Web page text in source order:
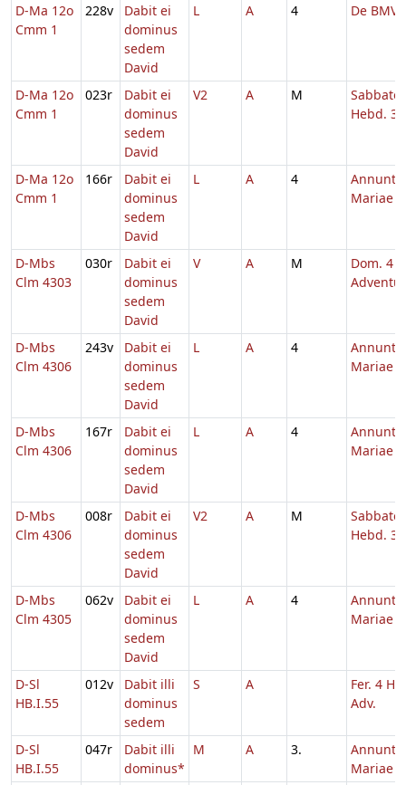
D-Ma 12o
Cmm 1
228v
Dabit ei
dominus
sedem
David
L A 4 De BMV
D-Ma 12o
Cmm 1
023r
Dabit ei
dominus
sedem
David
V2 A M
Sabbato
Hebd. 3
D-Ma 12o
Cmm 1
166r
Dabit ei
dominus
sedem
David
L A 4
Mariae
D-Mbs
Clm 4303
030r
Dabit ei
dominus
sedem
David
V A M
Dom. 4
D-Mbs
Clm 4306
243v
Dabit ei
dominus
sedem
David
L A 4
Mariae
D-Mbs
Clm 4306
167r
Dabit ei
dominus
sedem
David
L A 4
Mariae
D-Mbs
Clm 4306
008r
Dabit ei
dominus
sedem
David
V2 A M
Sabbato
Hebd. 3
D-Mbs
Clm 4305
062v
Dabit ei
dominus
sedem
David
L A 4
Mariae
D-Sl
HB.I.55
012v
Dabit illi
dominus
sedem
S A
Fer. 4
Adv.
D-Sl
HB.I.55
047r
Dabit illi
dominus*
M A 3.
Mariae